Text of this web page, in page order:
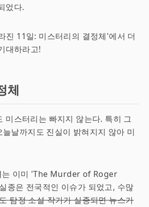
었다.
진 11일: 미스터리의 결정체'에서 더
대하라고!
체
미스터리는 빠지지 않는다. 특히 그
날까지도 진실이 밝혀지지 않아 미
는 이미 'The Murder of Roger
종은 전국적인 이슈가 되었고, 수많
탐정 소설 작가가 실종되면 뉴스가